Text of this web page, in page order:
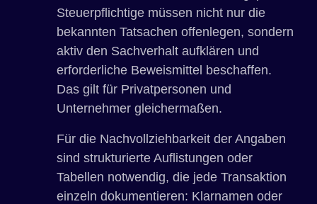
Steuerpflichtige müssen nicht nur die
bekannten Tatsachen offenlegen, sondern
aktiv den Sachverhalt aufklären und
erforderliche Beweismittel beschaffen.
Das gilt für Privatpersonen und
Unternehmer gleichermaßen.
Für die Nachvollziehbarkeit der Angaben
sind strukturierte Auflistungen oder
Tabellen notwendig, die jede Transaktion
einzeln dokumentieren: Klarnamen oder